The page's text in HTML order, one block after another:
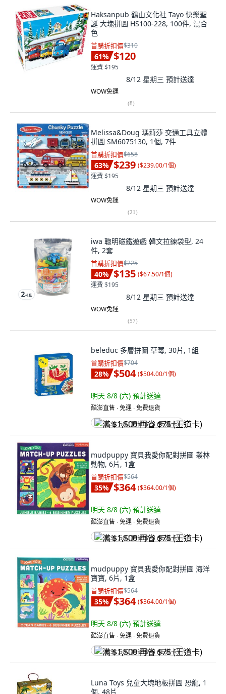
Haksanpub 鶴山文化社 Tayo 快樂聖
誕 大塊拼圖 HS100-228, 100件, 混合
色
首購折扣價$310
61% $120
運費 $195
8/12 星期三 預計送達
WOW免運
(8)
Melissa&Doug 瑪莉莎 交通工具立體
拼圖 SM6075130, 1個, 7件
首購折扣價$658
63% $239 ($239.00/1個)
運費 $195
8/12 星期三 預計送達
WOW免運
(21)
iwa 聰明磁鐵遊戲 韓文拉鍊袋型, 24
件, 2套
首購折扣價$225
40% $135 ($67.50/1個)
運費 $195
8/12 星期三 預計送達
WOW免運
(57)
beleduc 多層拼圖 草莓, 30片, 1組
首購折扣價$704
28% $504 ($504.00/1個)
明天 8/8 (六) 預計送達
酷澎直售 ∙ 免運 ∙ 免費退貨
满 $1,500 再省 $75 (王道卡)
mudpuppy 寶貝我愛你配對拼圖 叢林
動物, 6片, 1盒
首購折扣價$564
35% $364 ($364.00/1個)
明天 8/8 (六) 預計送達
酷澎直售 ∙ 免運 ∙ 免費退貨
满 $1,500 再省 $75 (王道卡)
mudpuppy 寶貝我愛你配對拼圖 海洋
寶寶, 6片, 1盒
首購折扣價$564
35% $364 ($364.00/1個)
明天 8/8 (六) 預計送達
酷澎直售 ∙ 免運 ∙ 免費退貨
满 $1,500 再省 $75 (王道卡)
Luna Toys 兒童大塊地板拼圖 恐龍, 1
個, 48片